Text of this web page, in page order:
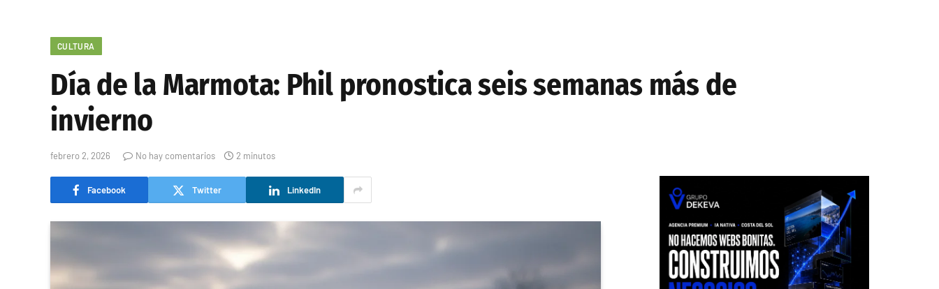
CULTURA
Día de la Marmota: Phil pronostica seis semanas más de
invierno
febrero 2, 2026 No hay comentarios 2 minutos
Facebook Twitter LinkedIn